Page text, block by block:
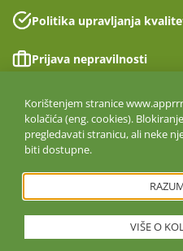
Politika upravljanja
Prijava nepravilnosti
Izjava o pristupačnosti
Politika informacijske
ISO 27001:2022
Copyright © 2026. Agencija za
Korištenjem stranice
kolačića (eng. cookies).
pregledavati stranicu, ali neke
biti dostupne.
VIŠE O